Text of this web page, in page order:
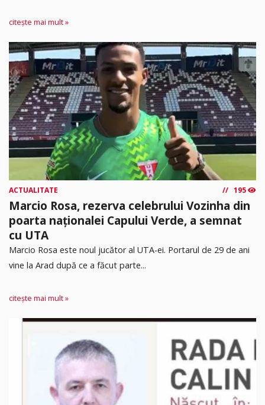
citește mai mult »
ACTUALITATE 195
Marcio Rosa, rezerva celebrului Vozinha din
poarta naționalei Capului Verde, a semnat
cu UTA
Marcio Rosa este noul jucător al UTA-ei. Portarul de 29 de ani
vine la Arad după ce a făcut parte...
citește mai mult »